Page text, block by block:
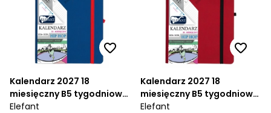
Kalendarz 2027 18
miesięczny B5 tygodniowy
Hip Hop - granatowy
Elefant
Kalendarz 2027 18
miesięczny B5 tygodniowy
Hip Hop - czerwony
Elefant